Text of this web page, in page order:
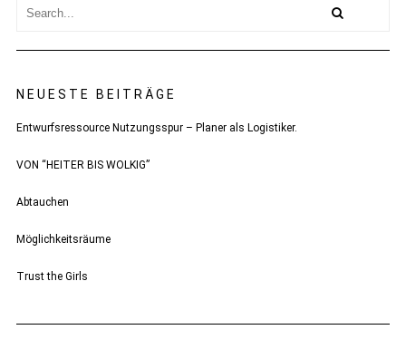
NEUESTE BEITRÄGE
Entwurfsressource Nutzungsspur – Planer als Logistiker.
VON “HEITER BIS WOLKIG”
Abtauchen
Möglichkeitsräume
Trust the Girls